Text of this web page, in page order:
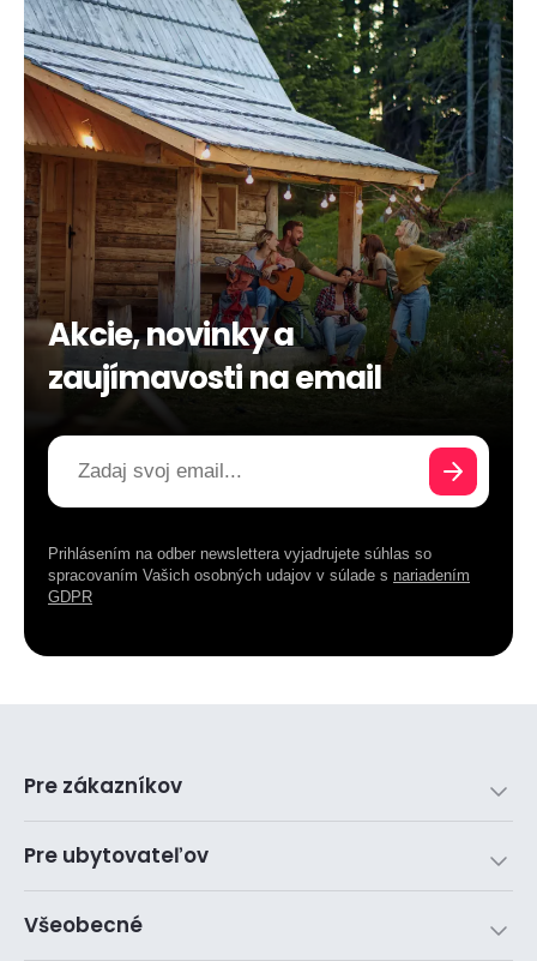
Akcie, novinky a
zaujímavosti na email
Prihlásením na odber newslettera vyjadrujete súhlas so
spracovaním Vašich osobných udajov v súlade s nariadením
GDPR
Pre zákazníkov
Pre ubytovateľov
Všeobecné